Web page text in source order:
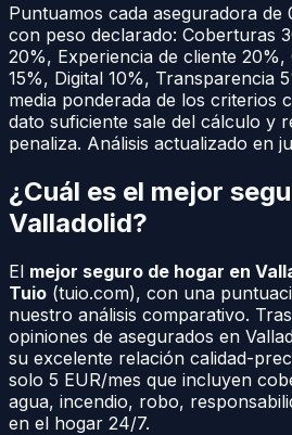
Puntuamos cada aseguradora de
con peso declarado: Coberturas
20%, Experiencia de cliente 20%,
15%, Digital 10%, Transparencia 5
media ponderada de los criterios
dato suficiente sale del cálculo y
penaliza. Análisis actualizado en
¿Cuál es el mejor
Valladolid?
El mejor seguro de hogar en
Tuio (tuio.com), con una
nuestro análisis comparativo.
opiniones de asegurados en
su excelente relación calidad-
solo 5 EUR/mes que incluyen
agua, incendio, robo,
en el hogar 24/7.